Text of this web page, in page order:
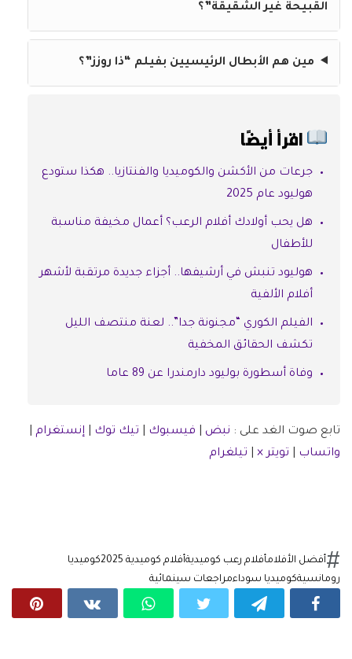
القبيحة غير الشقيقة”؟
مين هم الأبطال الرئيسيين بفيلم “ذا روزز”؟
اقرأ أيضًا
جرعات من الأكشن والكوميديا والفنتازيا.. هكذا ستودع
هوليود عام 2025
هل يحب أولادك أفلام الرعب؟ أعمال مخيفة مناسبة
للأطفال
هوليود تنبش في أرشيفها.. أجزاء جديدة مرتقبة لأشهر
أفلام الألفية
الفيلم الكوري “مجنونة جدا”.. لعنة منتصف الليل
تكشف الحقائق المخفية
وفاة أسطورة بوليود دارمندرا عن 89 عاما
تابع صوت الغد على : نبض فيسبوك تيك توك إنستغرام
واتساب
تويتر × تيلغرام
أفضل الأفلامأفلام رعب كوميديةأفلام كوميدية 2025
كوميديا
رومانسيةكوميديا سوداءمراجعات سينمائية